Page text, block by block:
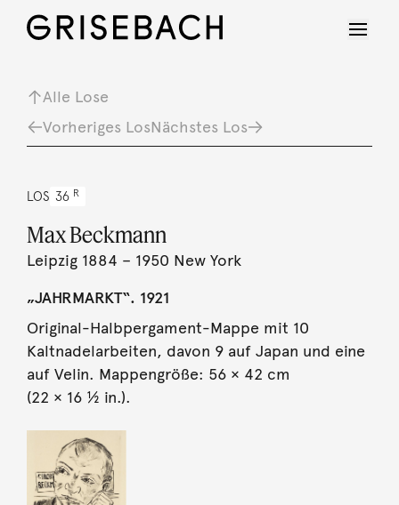
Alle Lose
Vorheriges LosNächstes Los
LOS 36 R
Max Beckmann
Leipzig 1884 – 1950 New York
„JAHRMARKT“. 1921
Original-Halbpergament-Mappe mit 10
Kaltnadelarbeiten, davon 9 auf Japan und eine
auf Velin. Mappengröße: 56 × 42 cm
(22 × 16 ½ in.).